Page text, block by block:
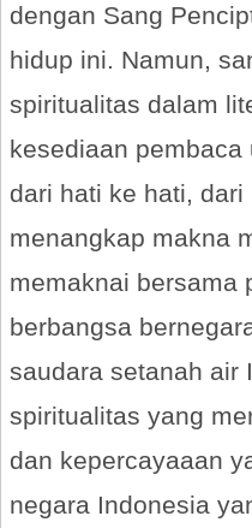
dengan Sang
hidup ini. Namun,
spiritualitas dalam
kesediaan
dari hati ke hati,
menangkap makna
memaknai bersama
berbangsa
saudara setanah air
spiritualitas yang
dan kepercayaaan
negara Indonesia